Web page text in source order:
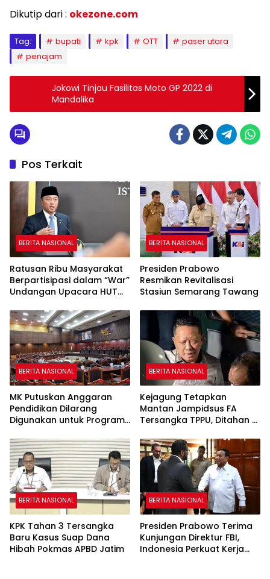
Dikutip dari : okezone.com
Tag: bupati kpk OTT
paser utara
penajam
Jokowi Tinjau Fasilitas Moto GP 2022 di
Mandalika
Pos Terkait
BERITA NASIONAL
Ratusan Ribu Masyarakat
Berpartisipasi dalam “War”
Undangan Upacara HUT
BERITA NASIONAL
Presiden Prabowo
Resmikan Revitalisasi
Stasiun Semarang Tawang
BERITA NASIONAL
MK Putuskan Anggaran
Pendidikan Dilarang
Digunakan untuk Program
BERITA NASIONAL
Kejagung Tetapkan
Mantan Jampidsus FA
Tersangka TPPU, Ditahan di
BERITA NASIONAL
KPK Tahan 3 Tersangka
Baru Kasus Suap Dana
Hibah Pokmas APBD Jatim
BERITA NASIONAL
Presiden Prabowo Terima
Kunjungan Direktur FBI,
Indonesia Perkuat Kerja